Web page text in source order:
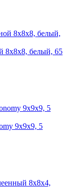
8х8х8, белый, 65
9х9х9, 5